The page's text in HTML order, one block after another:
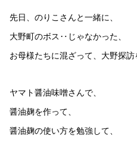
先日、のりこさんと一緒に、
大野町のボス‥じゃなかった、
お母様たちに混ざって、大野探
ヤマト醤油味噌さんで、
醤油麹を作って、
醤油麹の使い方を勉強して、